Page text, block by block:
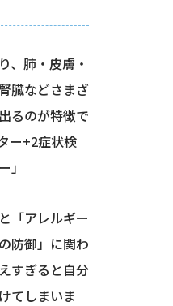
、肺・皮膚・
臓などさまざ
るのが特徴で
ー+2症状検
」
「アレルギー
防御」に関わ
すぎると自分
てしまいま